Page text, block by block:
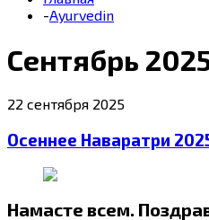
-Ayurvedin
Сентябрь
22 сентября 2025
Осеннее Наваратри
Намасте всем.